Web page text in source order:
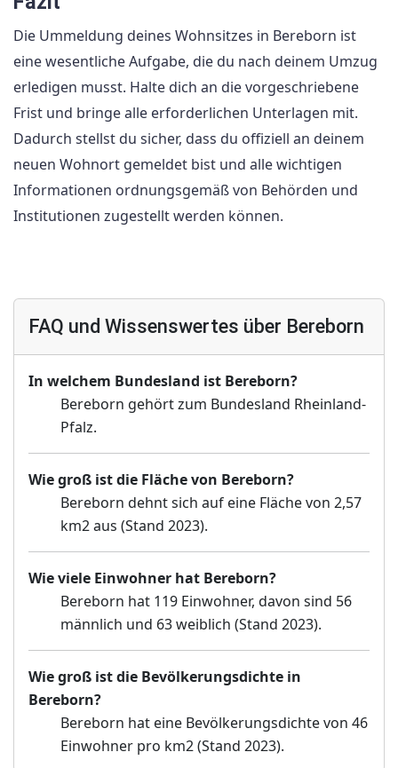
Die Ummeldung deines Wohnsitzes in Bereborn ist
eine wesentliche Aufgabe, die du nach deinem Umzug
erledigen musst. Halte dich an die vorgeschriebene
Frist und bringe alle erforderlichen Unterlagen mit.
Dadurch stellst du sicher, dass du offiziell an deinem
neuen Wohnort gemeldet bist und alle wichtigen
Informationen ordnungsgemäß von Behörden und
Institutionen zugestellt werden können.
FAQ und Wissenswertes über Bereborn
In welchem Bundesland ist Bereborn?
Bereborn gehört zum Bundesland Rheinland-
Pfalz.
Wie groß ist die Fläche von Bereborn?
Bereborn dehnt sich auf eine Fläche von 2,57
km2 aus (Stand 2023).
Wie viele Einwohner hat Bereborn?
Bereborn hat 119 Einwohner, davon sind 56
männlich und 63 weiblich (Stand 2023).
Wie groß ist die Bevölkerungsdichte in
Bereborn?
Bereborn hat eine Bevölkerungsdichte von 46
Einwohner pro km2 (Stand 2023).